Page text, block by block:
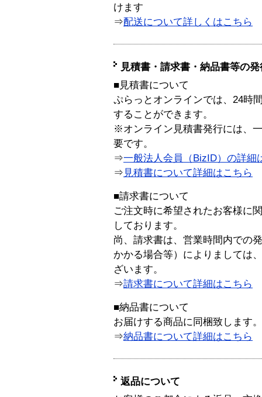
けます
⇒配送について詳しくはこちら
見積書・請求書・納品書等の
■見積書について
ぷらっとオンラインでは、24時
することができます。
※オンライン見積書発行には、
要です。
⇒一般法人会員（BizID）の詳細
⇒ 見積書について詳細はこちら
■請求書について
ご注文時に希望されたお客様に
しております。
尚、請求書は、営業時間内での
かかる場合等）によりましては
ざいます。
⇒請求書について詳細はこちら
■納品書について
お届けする商品に同梱致します。
⇒納品書について詳細はこちら
返品について